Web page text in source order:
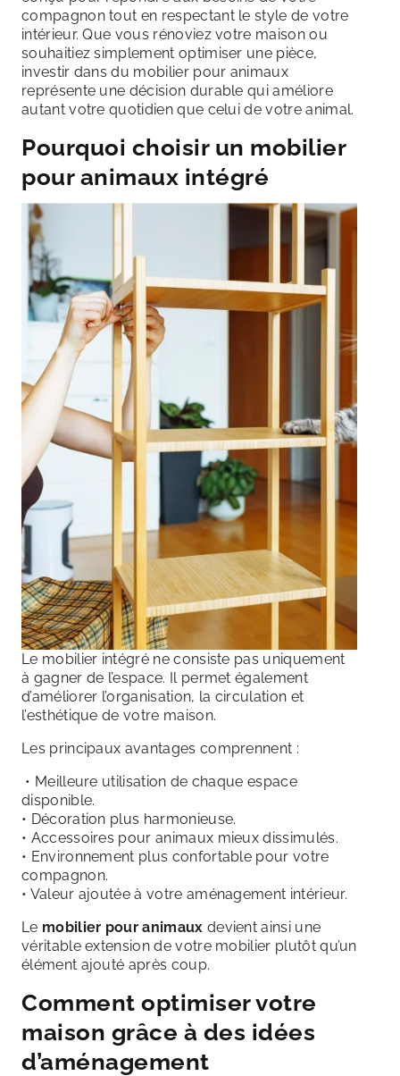
compagnon tout en respectant le style de votre
intérieur. Que vous rénoviez votre maison ou
souhaitiez simplement optimiser une pièce,
investir dans du mobilier pour animaux
représente une décision durable qui améliore
autant votre quotidien que celui de votre animal.
Pourquoi choisir un mobilier
pour animaux intégré
Le mobilier intégré ne consiste pas uniquement
à gagner de l’espace. Il permet également
d’améliorer l’organisation, la circulation et
l’esthétique de votre maison.
Les principaux avantages comprennent :
• Meilleure utilisation de chaque espace
disponible.
• Décoration plus harmonieuse.
• Accessoires pour animaux mieux dissimulés.
• Environnement plus confortable pour votre
compagnon.
• Valeur ajoutée à votre aménagement intérieur.
Le mobilier pour animaux devient ainsi une
véritable extension de votre mobilier plutôt qu’un
élément ajouté après coup.
Comment optimiser votre
maison grâce à des idées
d’aménagement